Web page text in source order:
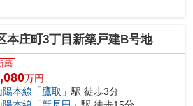
本庄町3丁目新築戸建B号地
築
万円
陽本線 「鷹取 」駅 徒歩3分